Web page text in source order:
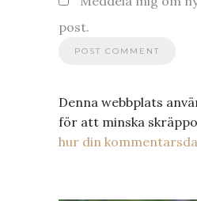
post.
Denna webbplats
för att minska
hur din